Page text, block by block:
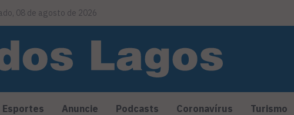
08 de agosto de 2026
Esportes Anuncie Podcasts Coronavírus Turismo